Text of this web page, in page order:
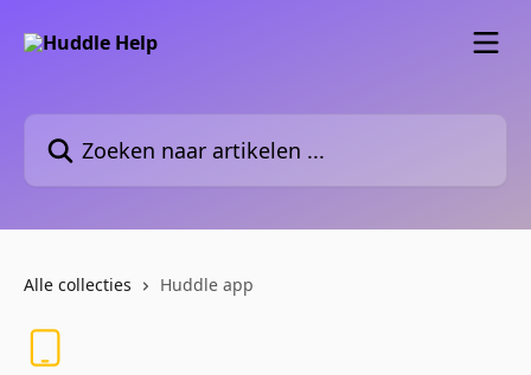
Zoeken naar artikelen ...
Alle collecties Huddle app